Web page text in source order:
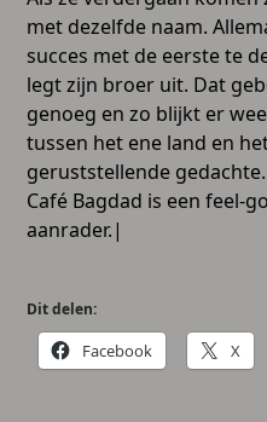
met dezelfde naam.
succes met de eerste te
legt zijn broer uit. Dat
genoeg en zo blijkt er
tussen het ene land en
geruststellende gedachte.
Café Bagdad is een feel-
aanrader.|
Dit delen:
Facebook X